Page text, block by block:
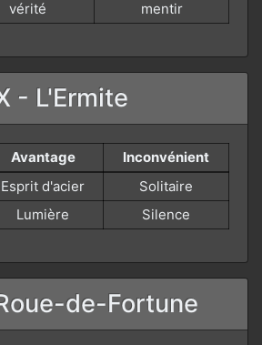
vérité mentir
- L'Ermite
Avantage
Inconvénient
Esprit d'acier
Solitaire
Lumière Silence
de-Fortune